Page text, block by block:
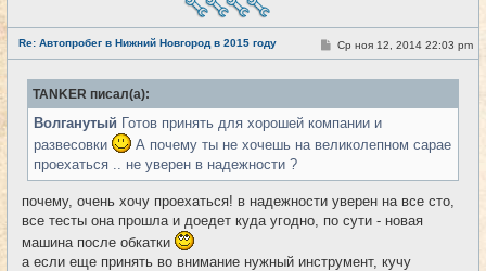
е
т
и
Re: Автопробег в Нижний Новгород в 2015 году #14
С
о
б
е
н
е
Ср ноя 12, 2014 22:03 pm
TANKER писал(а):
Волганутый Готов принять для хорошей компании и
развесовки
А почему ты не хочешь на великолепном сарае
проехаться .. не уверен в надежности ?
почему, очень хочу проехаться! в надежности уверен на все сто,
все тесты она прошла и доедет куда угодно, по сути - новая
машина после обкатки
а если еще принять во внимание нужный инструмент, кучу